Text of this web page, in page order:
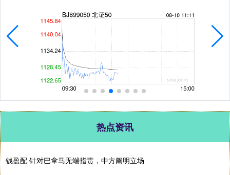
热点资讯
钱盈配 针对巴拿马无端指责，中方阐明立场